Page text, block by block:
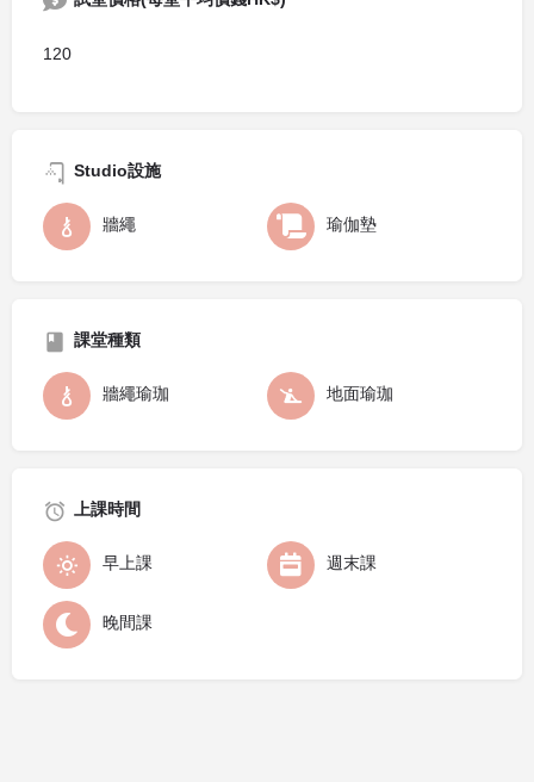
120
Studio設施
牆繩 瑜伽墊
課堂種類
牆繩瑜珈 地面瑜珈
上課時間
早上課 週末課
晚間課